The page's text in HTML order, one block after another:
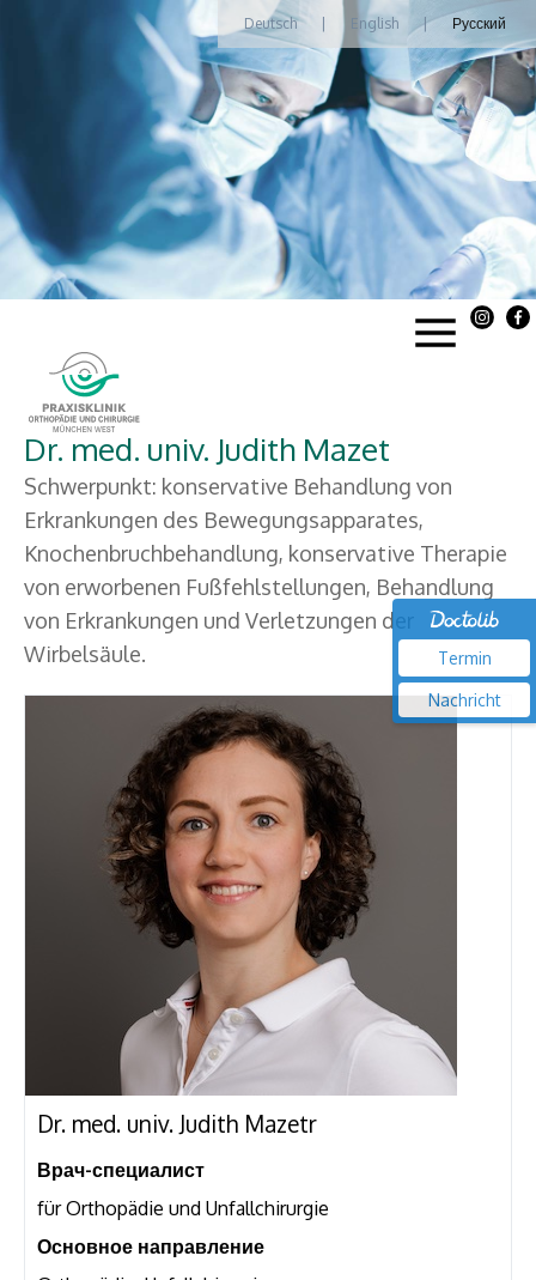
Deutsch English | Русский
Dr. med. univ. Judith Mazet
Schwerpunkt: konservative Behandlung von
Erkrankungen des Bewegungsapparates,
Knochenbruchbehandlung, konservative Therapie
von erworbenen Fußfehlstellungen, Behandlung
von Erkrankungen und Verletzungen der
Wirbelsäule.
Dr. med. univ. Judith Mazetr
Врач-специалист
für Orthopädie und Unfallchirurgie
Основное направление
Termin
Nachricht